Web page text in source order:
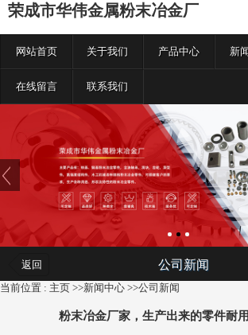
荣成市华伟金属粉末冶金厂
网站首页 关于我们 产品中心 新
在线留言 联系我们
返回 公司新闻
当前位置 : 主页 >>新闻中心 >>公司新闻
粉末冶金厂家，生产出来的零件耐